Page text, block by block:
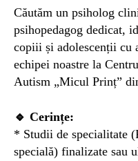
Căutăm un psiholog
psihopedagog dedicat,
copiii și adolescenții cu
echipei noastre la
Autism „Micul Prinț”
🔹 Cerințe:
* Studii de specialitate
specială) finalizate sau